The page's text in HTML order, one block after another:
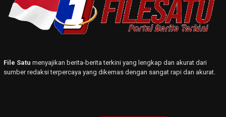
File Satu menyajikan berita-berita terkini yang lengkap dan akurat dari
sumber redaksi terpercaya yang dikemas dengan sangat rapi dan akurat.